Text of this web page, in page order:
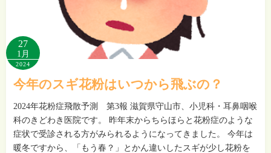
27
1月
2024
今年のスギ花粉はいつから飛ぶの？
2024年花粉症飛散予測 第3報 滋賀県守山市、小児科・耳鼻咽喉
科のきどわき医院です。 昨年末からちらほらと花粉症のような
症状で受診される方がみられるようになってきました。 今年は
暖冬ですから、「もう春？」とかん違いしたスギが少し花粉を